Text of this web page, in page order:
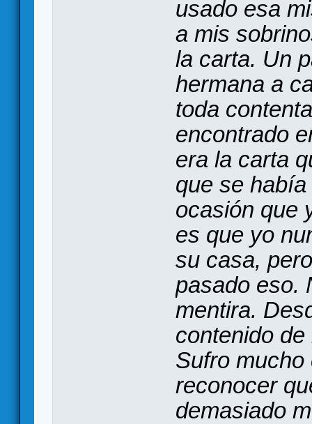
usado esa
a mis
la carta. Un
hermana a
toda
encontrado
era la carta
que se
ocasión que
es que yo
su casa,
pasado eso.
mentira.
contenido
Sufro
reconocer
demasiado